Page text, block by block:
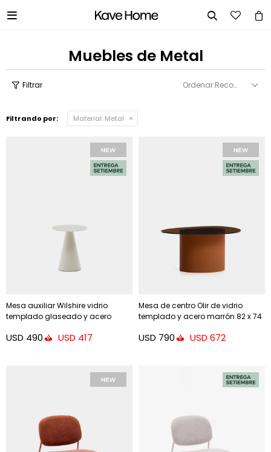
 
Muebles de Metal
Recomendados
Filtrando por: Material: Metal
Mesa auxiliar Wilshire vidrio
templado glaseado y acero
Ø35cm
USD 490 USD 417
Mesa de centro Olir de vidrio
templado y acero marrón 82 x 74
USD 790 USD 672